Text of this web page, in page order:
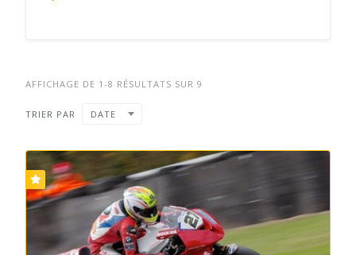
AFFICHAGE DE 1-8 RÉSULTATS SUR 9
TRIER PAR DATE